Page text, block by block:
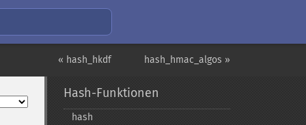
hash_hmac_algos »
« hash_hkdf
Hash-Funktionen
hash